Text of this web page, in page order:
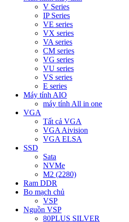
V Series
IP Series
VE series
VX series
VA series
CM series
VG series
VU series
VS series
E series
Máy tính AIO
máy tính All in one
VGA
Tất cả VGA
VGA Aivision
VGA ELSA
SSD
Sata
NVMe
M2 (2280)
Ram DDR
Bo mạch chủ
VSP
Nguồn VSP
80PLUS SILVER